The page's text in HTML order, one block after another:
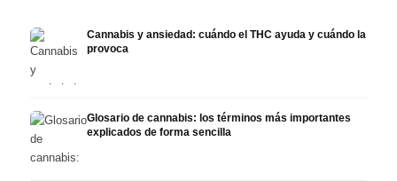
Cannabis y ansiedad: cuándo el THC ayuda y cuándo la
provoca
Glosario de cannabis: los términos más importantes
explicados de forma sencilla